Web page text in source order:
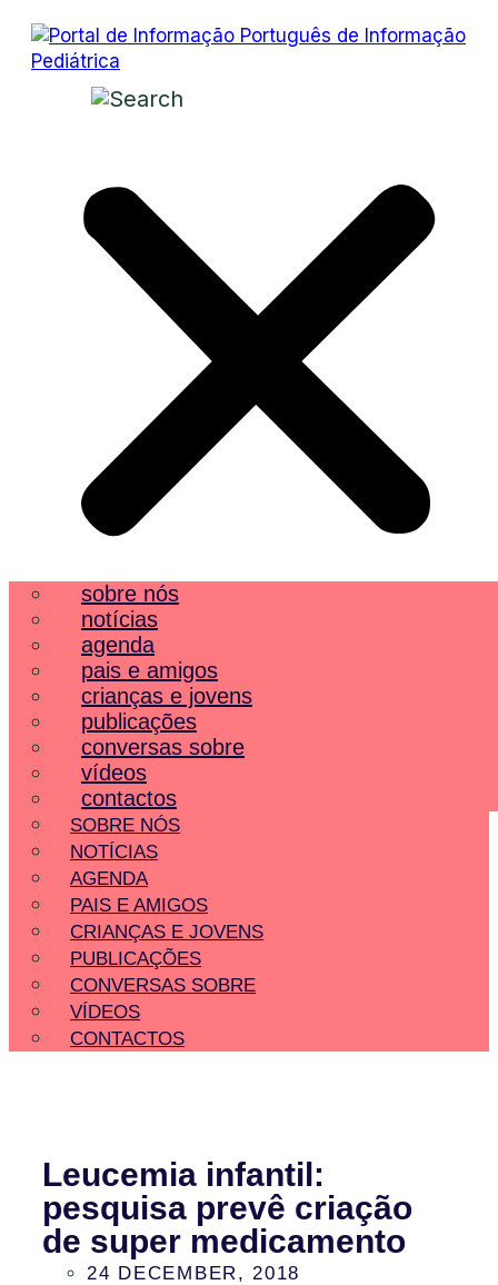
sobre nós
notícias
agenda
pais e amigos
crianças e jovens
publicações
conversas sobre
vídeos
contactos
SOBRE NÓS
NOTÍCIAS
AGENDA
PAIS E AMIGOS
CRIANÇAS E JOVENS
PUBLICAÇÕES
CONVERSAS SOBRE
VÍDEOS
CONTACTOS
Leucemia infantil:
pesquisa prevê criação
de super medicamento
24 DECEMBER, 2018